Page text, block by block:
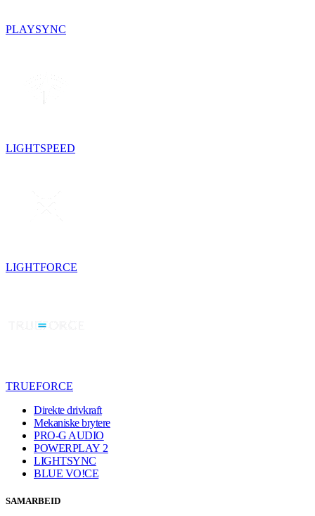
PLAYSYNC
LIGHTSPEED
LIGHTFORCE
TRUEFORCE
Direkte drivkraft
Mekaniske brytere
PRO-G AUDIO
POWERPLAY 2
LIGHTSYNC
BLUE VO!CE
SAMARBEID